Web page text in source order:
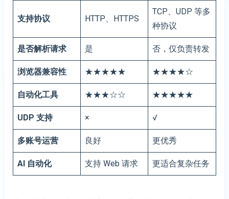
支持协议 HTTP、HTTPS
TCP、UDP 等多
种协议
是否解析请求 是 否，仅负责转发
浏览器兼容性 ★★★★★ ★★★★☆
自动化工具 ★★★☆☆ ★★★★★
UDP 支持 × √
多账号运营 良好 更优秀
AI 自动化 支持 Web 请求 更适合复杂任务